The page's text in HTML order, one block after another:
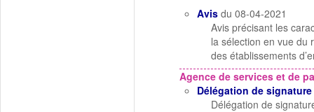
Avis du 08-04-2021
Avis précisant les
la sélection en vue du
des établissements
Agence de services et de
Délégation de signature
Délégation de